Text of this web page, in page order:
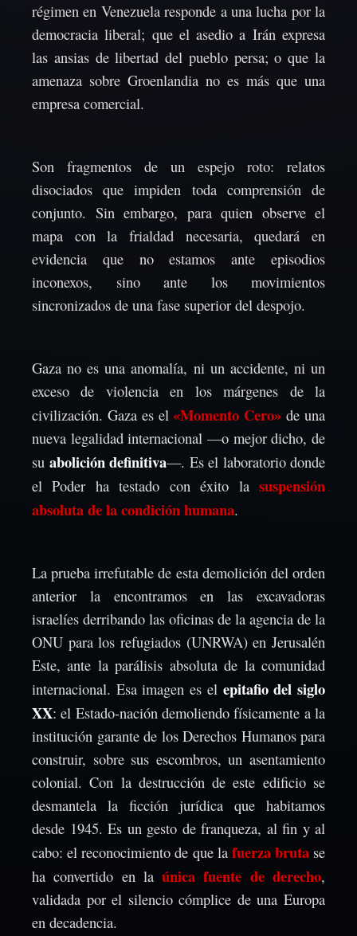
régimen en Venezuela responde a una lucha por la
democracia liberal; que el asedio a Irán expresa
las ansias de libertad del pueblo persa; o que la
amenaza sobre Groenlandia no es más que una
empresa comercial.
Son fragmentos de un espejo roto: relatos
disociados que impiden toda comprensión de
conjunto. Sin embargo, para quien observe el
mapa con la frialdad necesaria, quedará en
evidencia que no estamos ante episodios
inconexos, sino ante los movimientos
sincronizados de una fase superior del despojo.
Gaza no es una anomalía, ni un accidente, ni un
exceso de violencia en los márgenes de la
civilización. Gaza es el«Momento Cero» de una
nueva legalidad internacional —o mejor dicho, de
su abolición definitiva—. Es el laboratorio donde
el Poder ha testado con éxito la suspensión
absoluta de la condición humana.
La prueba irrefutable de esta demolición del orden
anterior la encontramos en las excavadoras
israelíes derribando las oficinas de la agencia de la
ONU para los refugiados (UNRWA) en Jerusalén
Este, ante la parálisis absoluta de la comunidad
internacional. Esa imagen es el epitafio del siglo
XX: el Estado-nación demoliendo físicamente a la
institución garante de los Derechos Humanos para
construir, sobre sus escombros, un asentamiento
colonial. Con la destrucción de este edificio se
desmantela la ficción jurídica que habitamos
desde 1945. Es un gesto de franqueza, al fin y al
cabo: el reconocimiento de que la fuerza brutase
ha convertido en laúnica fuente de derecho,
validada por el silencio cómplice de una Europa
en decadencia.